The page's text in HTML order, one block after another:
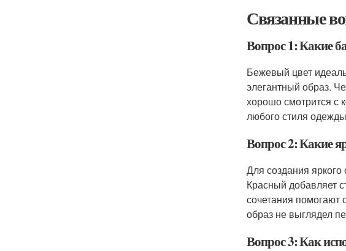
Связанные
Вопрос 1: Какие
Бежевый цвет
элегантный образ.
хорошо смотрится с
любого стиля
Вопрос 2: Какие
Для создания
Красный добавляет
сочетания помогают
образ не выглядел
Вопрос 3: Как